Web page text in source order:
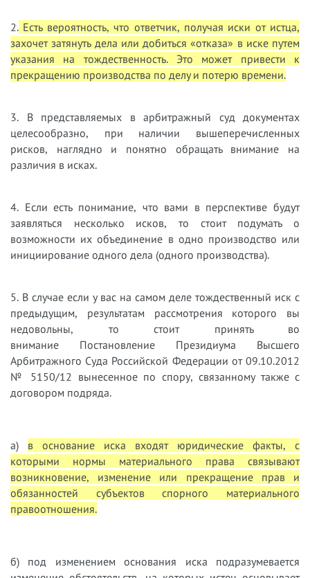
2. Есть вероятность, что ответчик, получая иски от истца,
захочет затянуть дела или добиться «отказа» в иске путем
указания на тождественность. Это может привести к
прекращению производства по делу и потерю времени.
3. В представляемых в арбитражный суд документах
целесообразно, при наличии вышеперечисленных
рисков, наглядно и понятно обращать внимание на
различия в исках.
4. Если есть понимание, что вами в перспективе будут
заявляться несколько исков, то стоит подумать о
возможности их объединение в одно производство или
инициирование одного дела (одного производства).
5. В случае если у вас на самом деле тождественный иск с
предыдущим, результатам рассмотрения которого вы
недовольны, то стоит принять во
внимание Постановление Президиума Высшего
Арбитражного Суда Российской Федерации от 09.10.2012
№ 5150/12 вынесенное по спору, связанному также с
договором подряда.
а) в основание иска входят юридические факты, с
которыми нормы материального права связывают
возникновение, изменение или прекращение прав и
обязанностей субъектов спорного материального
правоотношения.
б) под изменением основания иска подразумевается